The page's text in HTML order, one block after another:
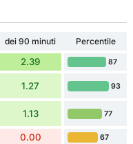
dei 90 minuti
Percentile
2.39 87
1.27 93
1.13 77
0.00 67